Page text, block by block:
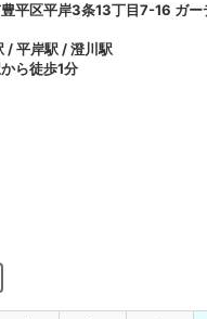
平区平岸3条13丁目7-16 ガ
/ 平岸駅 / 澄川駅
ら徒歩1分